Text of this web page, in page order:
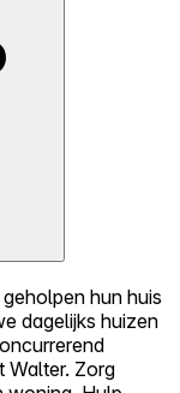
hun huis
dagelijks huizen
Walter. Zorg